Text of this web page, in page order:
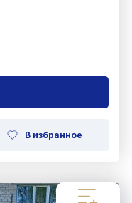
В избранное